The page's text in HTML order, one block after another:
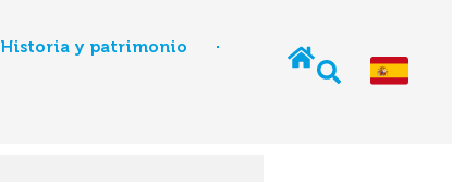
Historia y patrimonio